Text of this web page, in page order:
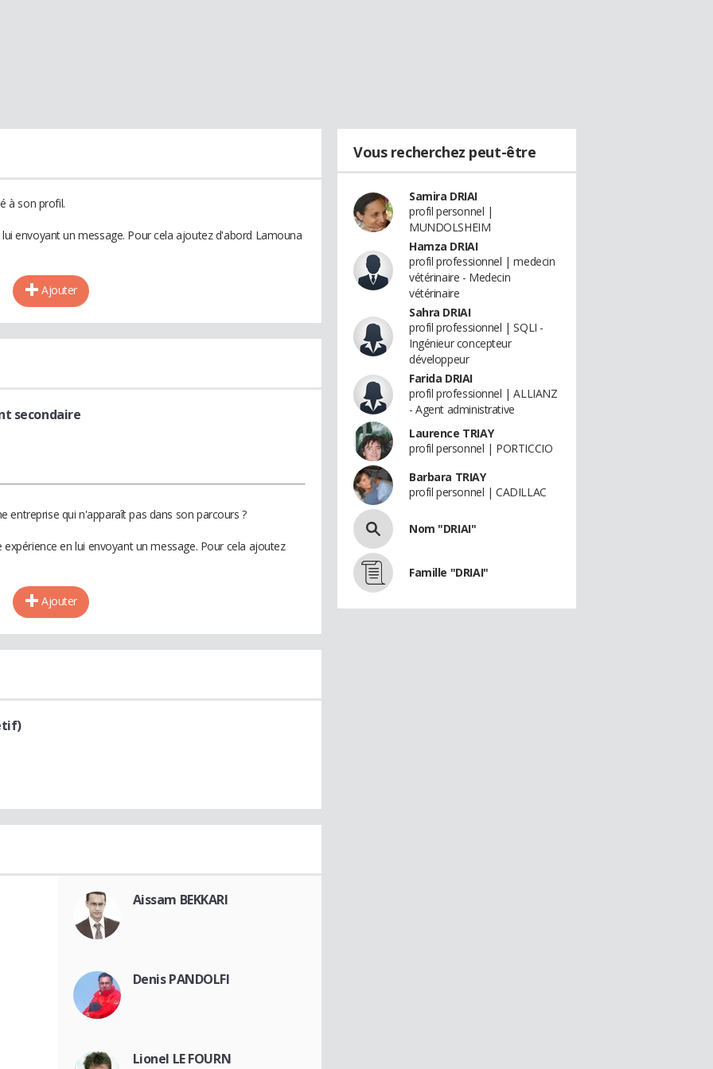
à son profil.
envoyant un message. Pour cela ajoutez d'abord Lamouna
Ajouter
secondaire
entreprise qui n'apparaît pas dans son parcours ?
en lui envoyant un message. Pour cela ajoutez
Ajouter
Aissam BEKKARI
Denis PANDOLFI
Lionel LE FOURN
Vous recherchez peut-être
Samira DRIAI
profil personnel |
MUNDOLSHEIM
Hamza DRIAI
profil professionnel | medecin
vétérinaire - Medecin
vétérinaire
Sahra DRIAI
profil professionnel | SQLI -
Ingénieur concepteur
développeur
Farida DRIAI
profil professionnel | ALLIANZ
- Agent administrative
Laurence TRIAY
profil personnel | PORTICCIO
Barbara TRIAY
profil personnel | CADILLAC
Nom "DRIAI"
Famille "DRIAI"